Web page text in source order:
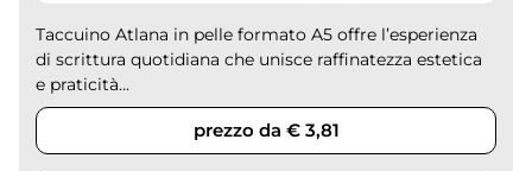
Taccuino Atlana in pelle formato A5 offre l’esperienza
di scrittura quotidiana che unisce raffinatezza estetica
e praticità...
prezzo da € 3,81